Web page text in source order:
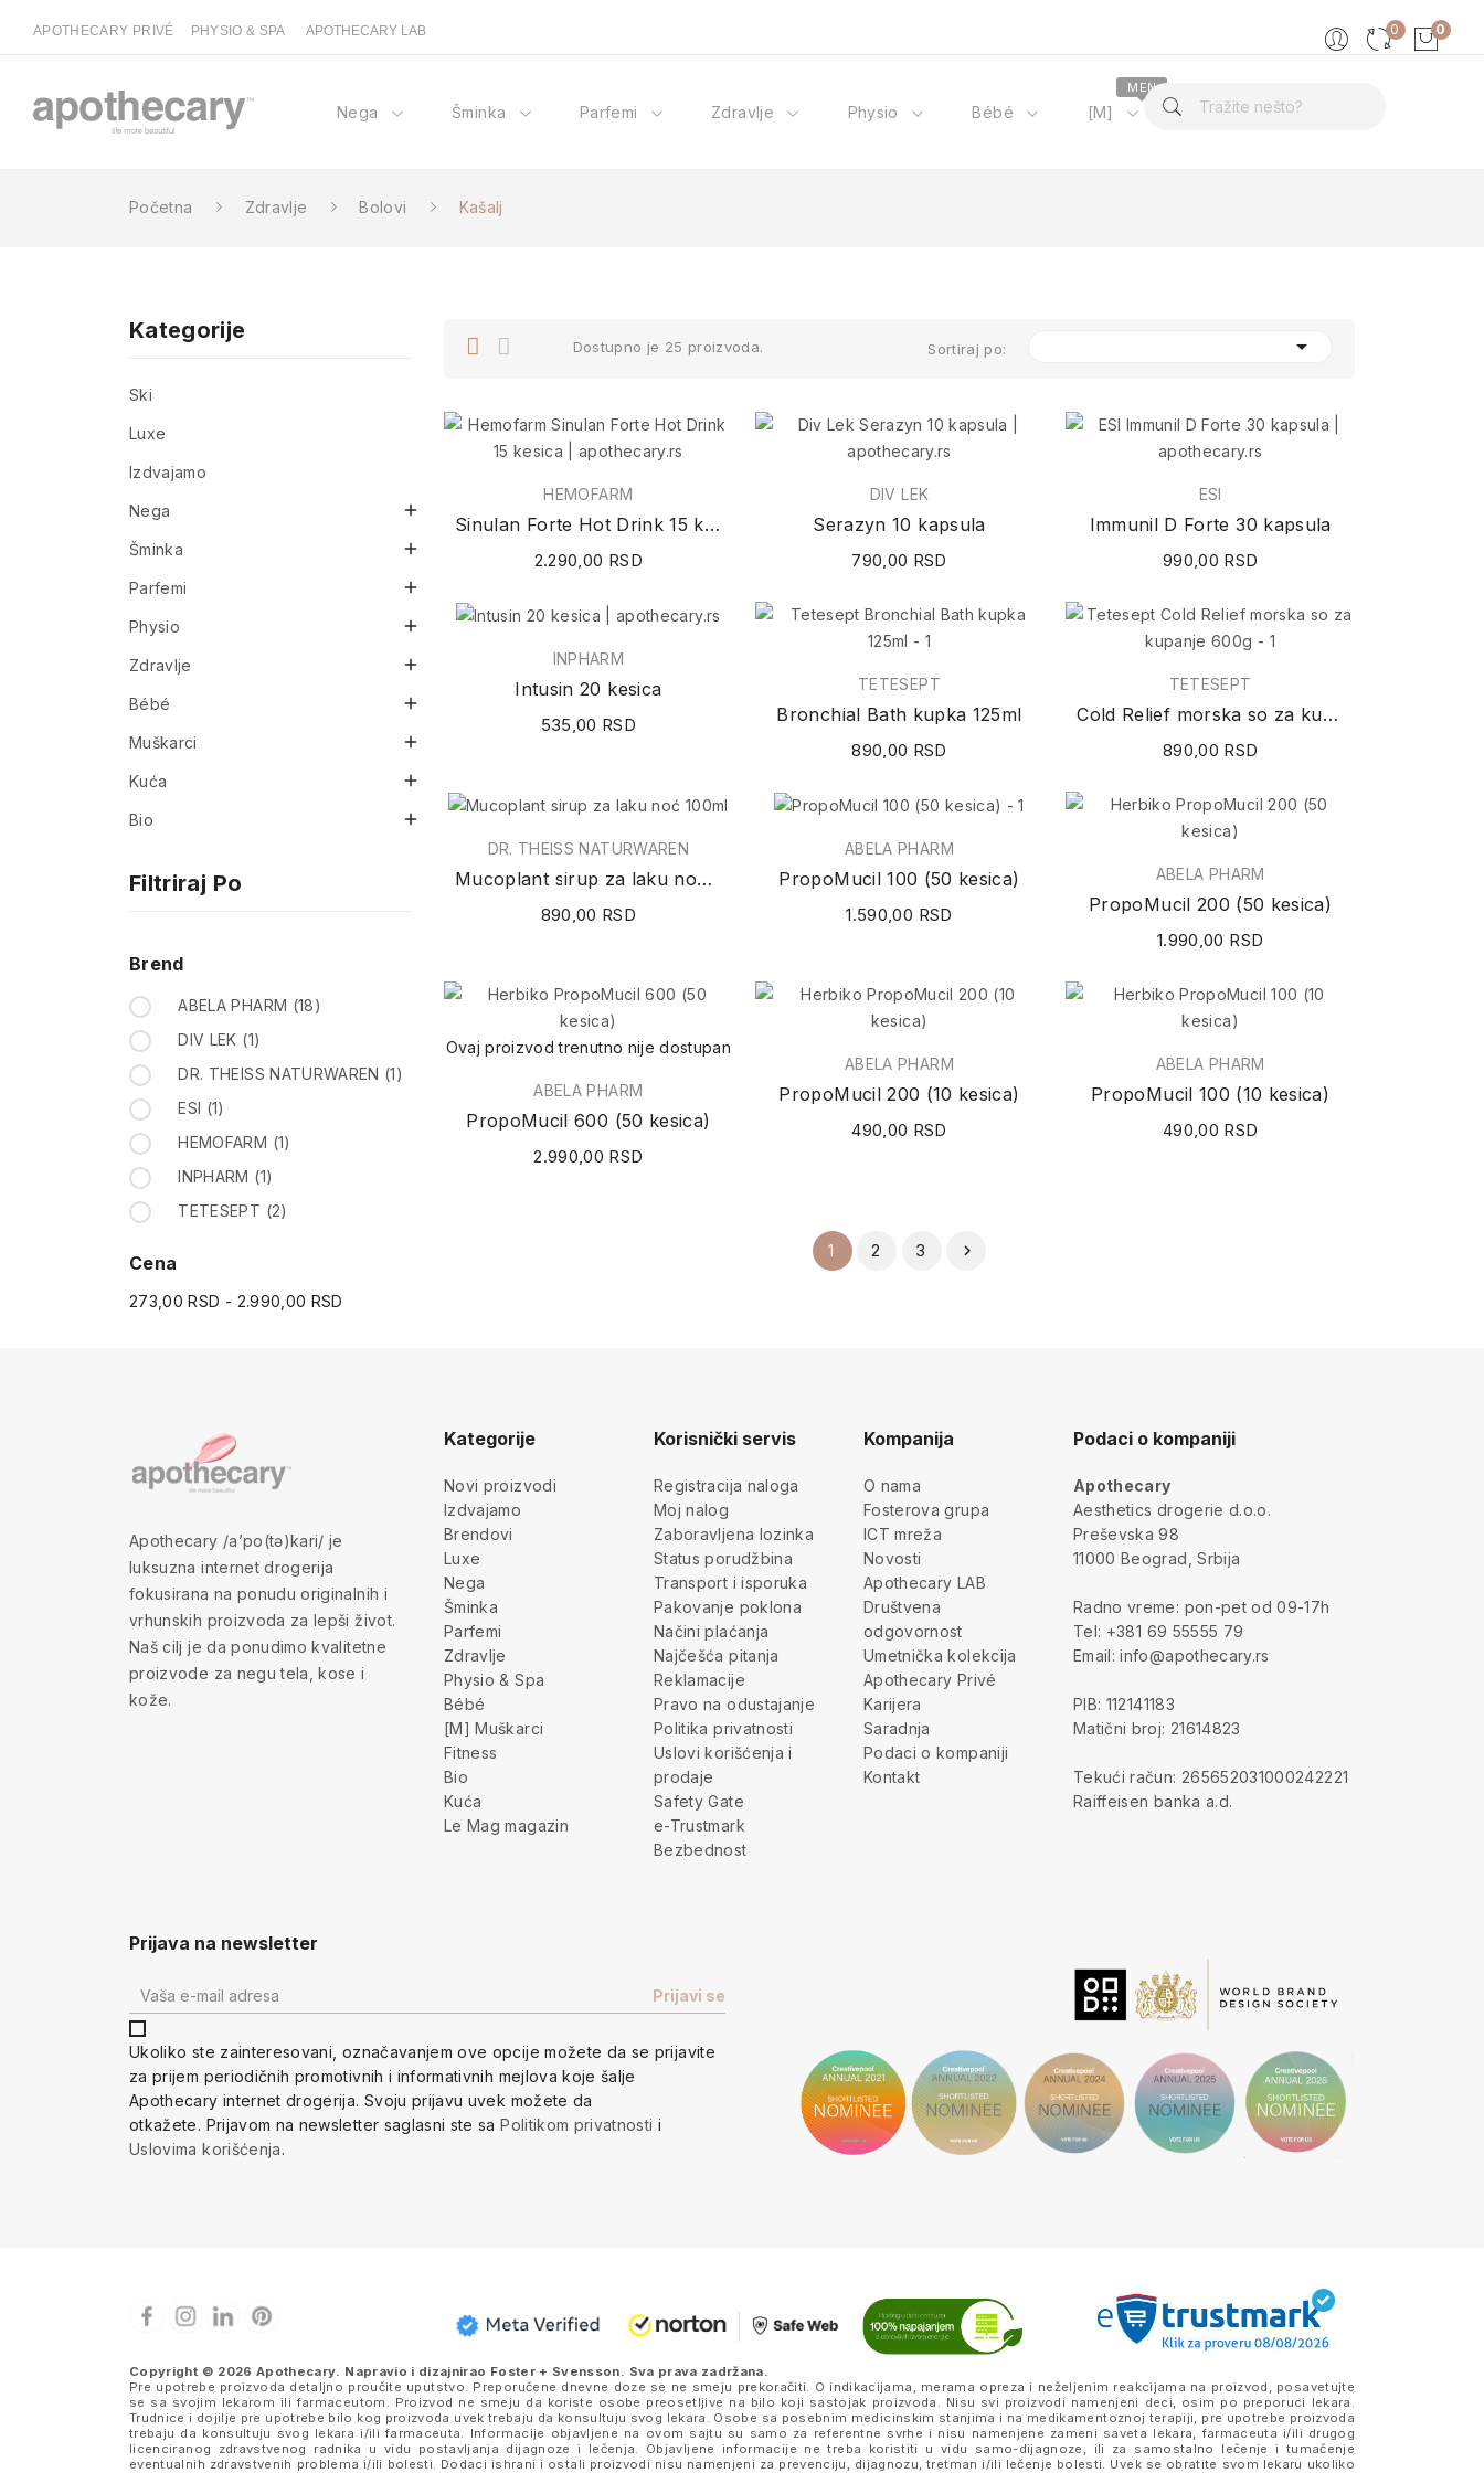
APOTHECARY PRIVÉ PHYSIO & SPA APOTHECARY LAB 0
0
Nega Šminka Parfemi Zdravlje Physio Bébé [M]
MEN
O nama
Početna Zdravlje Bolovi Kašalj
Kategorije
Ski
Luxe
Izdvajamo
Nega 
Šminka 
Parfemi 
Physio 
Zdravlje 
Bébé 
Muškarci 
Kuća 
Bio 
Filtriraj Po
Brend
ABELA PHARM (18)
DIV LEK (1)
DR. THEISS NATURWAREN (1)
ESI (1)
HEMOFARM (1)
INPHARM (1)
TETESEPT (2)
Cena
273,00 RSD - 2.990,00 RSD
Dostupno je 25 proizvoda. Sortiraj po: 
HEMOFARM
Sinulan Forte Hot Drink 15 kesica
2.290,00 RSD
DIV LEK
Serazyn 10 kapsula
790,00 RSD
ESI
Immunil D Forte 30 kapsula
990,00 RSD
INPHARM
Intusin 20 kesica
535,00 RSD
TETESEPT
Bronchial Bath kupka 125ml
890,00 RSD
TETESEPT
Cold Relief morska so za kupanje 600g
890,00 RSD
DR. THEISS NATURWAREN
Mucoplant sirup za laku noć 100ml
890,00 RSD
ABELA PHARM
PropoMucil 100 (50 kesica)
1.590,00 RSD
ABELA PHARM
PropoMucil 200 (50 kesica)
1.990,00 RSD
Ovaj proizvod trenutno nije dostupan
ABELA PHARM
PropoMucil 600 (50 kesica)
2.990,00 RSD
ABELA PHARM
PropoMucil 200 (10 kesica)
490,00 RSD
ABELA PHARM
PropoMucil 100 (10 kesica)
490,00 RSD
1 2 3 
Apothecary /a’po(tə)kari/ je
luksuzna internet drogerija
fokusirana na ponudu originalnih i
vrhunskih proizvoda za lepši život.
Naš cilj je da ponudimo kvalitetne
proizvode za negu tela, kose i
kože.
Kategorije
Novi proizvodi
Izdvajamo
Brendovi
Luxe
Nega
Šminka
Parfemi
Zdravlje
Physio & Spa
Bébé
[M] Muškarci
Fitness
Bio
Kuća
Le Mag magazin
Korisnički servis
Registracija naloga
Moj nalog
Zaboravljena lozinka
Status porudžbina
Transport i isporuka
Pakovanje poklona
Načini plaćanja
Najčešća pitanja
Reklamacije
Pravo na odustajanje
Politika privatnosti
Uslovi korišćenja i
prodaje
Safety Gate
e-Trustmark
Bezbednost
Kompanija
O nama
Fosterova grupa
ICT mreža
Novosti
Apothecary LAB
Društvena
odgovornost
Umetnička kolekcija
Apothecary Privé
Karijera
Saradnja
Podaci o kompaniji
Kontakt
Podaci o kompaniji
Apothecary
Aesthetics drogerie d.o.o.
Preševska 98
11000 Beograd, Srbija
Radno vreme: pon-pet od 09-17h
Tel: +381 69 55555 79
Email: info@apothecary.rs
PIB: 112141183
Matični broj: 21614823
Tekući račun: 265652031000242221
Raiffeisen banka a.d.
Prijava na newsletter
Ukoliko ste zainteresovani, označavanjem ove opcije možete da se prijavite
za prijem periodičnih promotivnih i informativnih mejlova koje šalje
Apothecary internet drogerija. Svoju prijavu uvek možete da
otkažete. Prijavom na newsletter saglasni ste saPolitikom privatnosti i
Uslovima korišćenja.
Copyright © 2026 Apothecary. Napravio i dizajnirao Foster + Svensson . Sva prava zadržana.
Pre upotrebe proizvoda detaljno proučite uputstvo. Preporučene dnevne doze se ne smeju prekoračiti. O indikacijama, merama opreza i neželjenim reakcijama na proizvod, posavetujte
se sa svojim lekarom ili farmaceutom. Proizvod ne smeju da koriste osobe preosetljive na bilo koji sastojak proizvoda. Nisu svi proizvodi namenjeni deci, osim po preporuci lekara.
Trudnice i dojilje pre upotrebe bilo kog proizvoda uvek trebaju da konsultuju svog lekara. Osobe sa posebnim medicinskim stanjima i na medikamentoznoj terapiji, pre upotrebe proizvoda
trebaju da konsultuju svog lekara i/ili farmaceuta. Informacije objavljene na ovom sajtu su samo za referentne svrhe i nisu namenjene zameni saveta lekara, farmaceuta i/ili drugog
licenciranog zdravstvenog radnika u vidu postavljanja dijagnoze i lečenja. Objavljene informacije ne treba koristiti u vidu samo-dijagnoze, ili za samostalno lečenje i tumačenje
eventualnih zdravstvenih problema i/ili bolesti. Dodaci ishrani i ostali proizvodi nisu namenjeni za prevenciju, dijagnozu, tretman i/ili lečenje bolesti. Uvek se obratite svom lekaru ukoliko